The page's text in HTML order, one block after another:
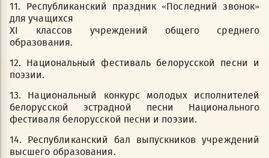
11. Республиканский праздник «Последний звонок»
для учащихся
XI классов учреждений общего среднего
образования.
12. Национальный фестиваль белорусской песни и
поэзии.
13. Национальный конкурс молодых исполнителей
белорусской эстрадной песни Национального
фестиваля белорусской песни и поэзии.
14. Республиканский бал выпускников учреждений
высшего образования.